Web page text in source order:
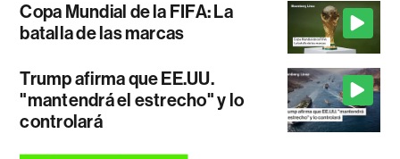
Copa Mundial de la FIFA: La
batalla de las marcas
Trump afirma que EE.UU.
"mantendrá el estrecho" y lo
controlará